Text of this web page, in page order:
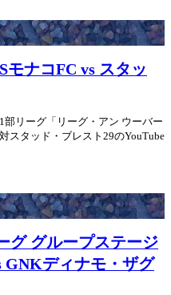
モナコFC vs スタッ
リーグ「リーグ・アン ウーバー
スタッド・ブレスト29のYouTube
グ グループステージ
GNKディナモ・ザグ